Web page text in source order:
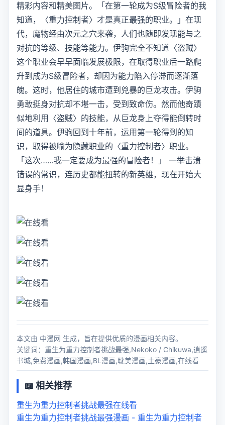
精彩内容和精美图片。「在第一轮成为S级冒险者的我
知道，〈重力控制者〉才是真正最强的职业。」在现
代，魔物经由次元之穴来袭，人们也随即发现能与之
对抗的等级、技能等能力。伊驹完全不知道〈盗贼〉
这个职业会早早面临发展极限，在取得职业后一路爬
升到成为S级冒险者，却因为能力陷入停滞而逐渐落
魄。这时，他居住的城市遭到兇暴的巨龙攻击。伊驹
勇敢挺身对抗却不堪一击，受到致命伤。然而他奇蹟
似地利用〈盗贼〉的技能，从巨龙身上夺得能倒转时
间的道具。伊驹回到十年前，运用第一轮得到的知
识，取得被喻为隐藏职业的〈重力控制者〉职业。
「这次……我一定要成为最强的冒险者！」 一举击溃
错误的常识，连历史都能扭转的新英雄，现在开始大
显身手！
本文由 中漫网 生成，旨在提供优质的漫画相关内容。
关键词：重生为重力控制者挑战最强,Nekoko / Chikuwa,逍遥
书城,免费漫画,韩国漫画,BL漫画,耽美漫画,土豪漫画,在线看
📖 相关推荐
重生为重力控制者挑战最强在线看
重生为重力控制者挑战最强漫画 - 重生为重力控制者